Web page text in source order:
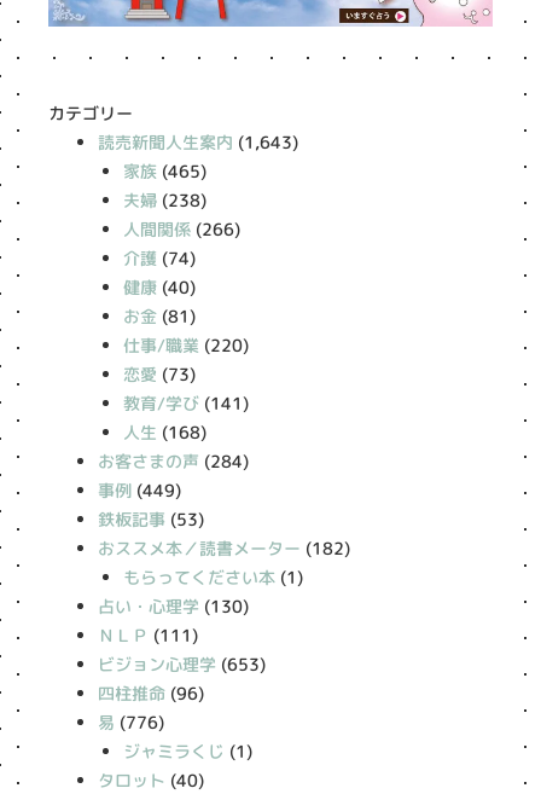
カテゴリー
読売新聞人生案内 (1,643)
家族(465)
夫婦(238)
人間関係(266)
介護 (74)
健康(40)
お金(81)
仕事/職業 (220)
恋愛 (73)
教育/学び(141)
人生 (168)
お客さまの声 (284)
事例 (449)
鉄板記事 (53)
おススメ本／読書メーター (182)
もらってください本(1)
占い・心理学 (130)
ＮＬＰ (111)
ビジョン心理学 (653)
四柱推命 (96)
易 (776)
ジャミラくじ (1)
タロット (40)